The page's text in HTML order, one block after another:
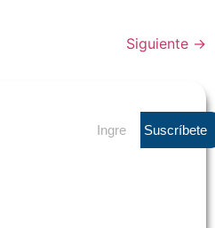
Siguiente →
Suscríbete